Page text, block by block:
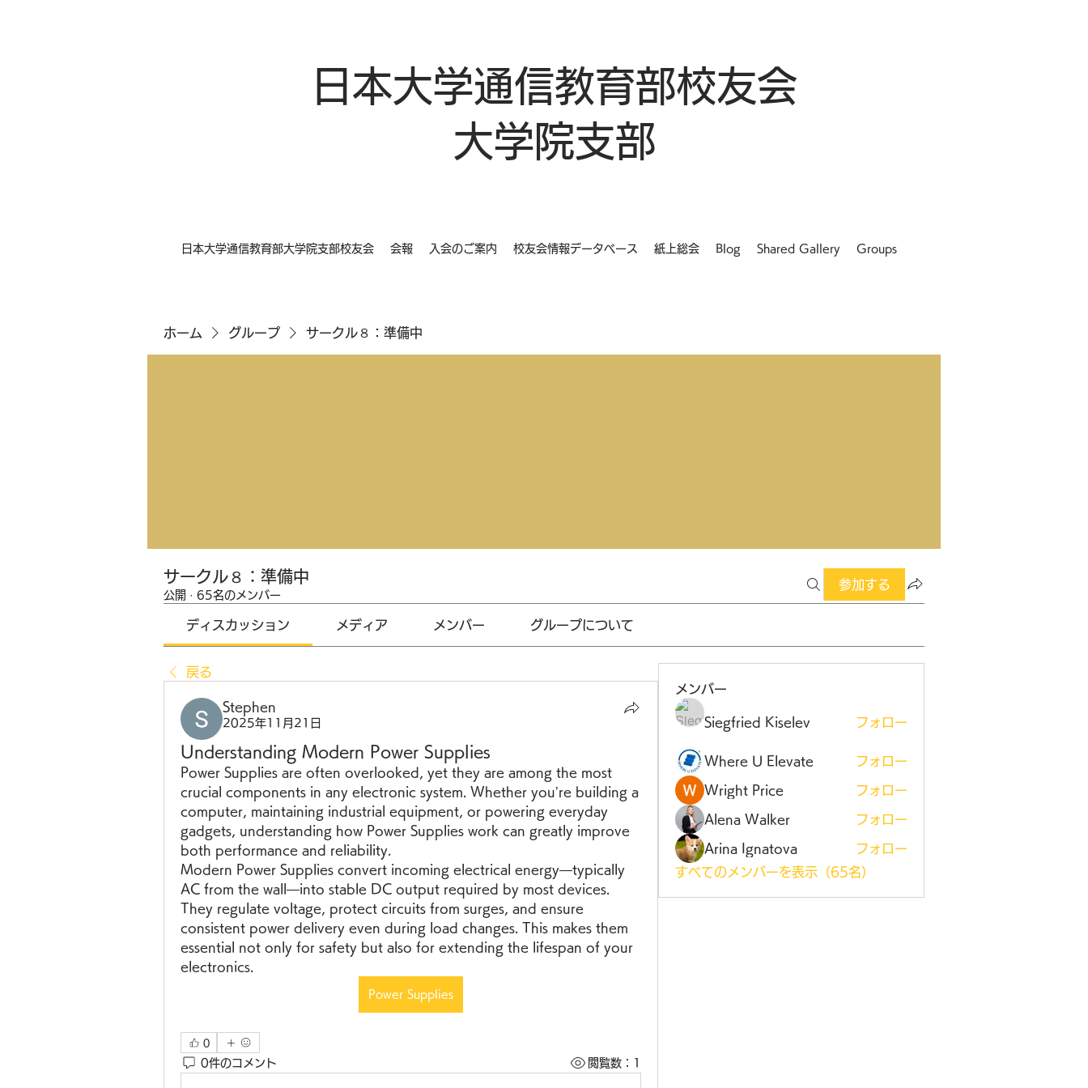
日本大学通信教育部校友会
大学院支部
日本大学通信教育部大学院支部校友会 会報 入会のご案内 校友会情報データベース 紙上総会 Blog Shared Gallery Groups
ホーム グループ サークル８：準備中
サークル８：準備中
公開 · 65名のメンバー
参加する
ディスカッション メディア メンバー グループについて
戻る
Stephen
2025年11月21日
Understanding Modern Power Supplies
Power Supplies are often overlooked, yet they are among the most
crucial components in any electronic system. Whether you’re building a
computer, maintaining industrial equipment, or powering everyday
gadgets, understanding how Power Supplies work can greatly improve
both performance and reliability.
Modern Power Supplies convert incoming electrical energy—typically
AC from the wall—into stable DC output required by most devices.
They regulate voltage, protect circuits from surges, and ensure
consistent power delivery even during load changes. This makes them
essential not only for safety but also for extending the lifespan of your
electronics.
Power Supplies
0
0件のコメント 閲覧数：1
メンバー
Siegfried Kiselev フォロー
Where U Elevate フォロー
Wright Price フォロー
Alena Walker フォロー
Arina Ignatova
フォロー
すべてのメンバーを表示（65名）